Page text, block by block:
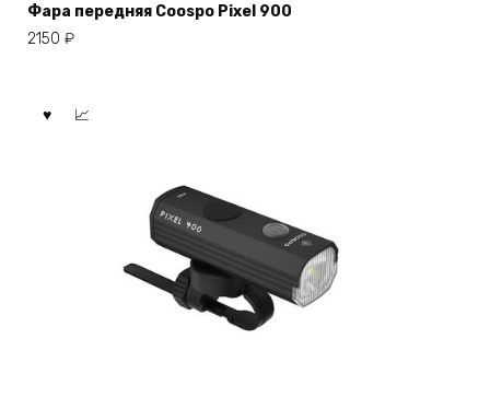
Фара передняя Coospo Pixel 900
2150 ₽